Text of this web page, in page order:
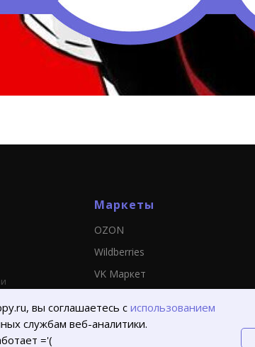
Маркеты
OZON
Wildberries
VK Маркет
вы соглашаетесь с использованием
службам веб-аналитики.
='(